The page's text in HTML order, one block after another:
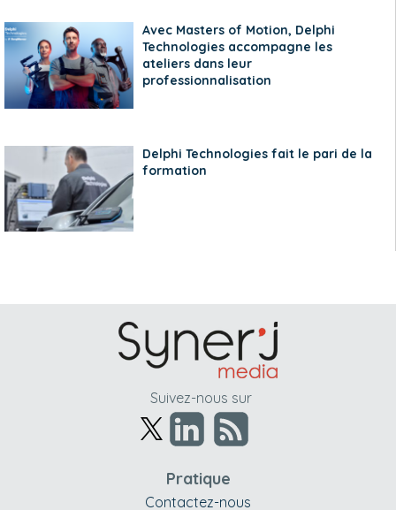
Avec Masters of Motion, Delphi
Technologies accompagne les
ateliers dans leur
professionnalisation
Delphi Technologies fait le pari de la
formation
Suivez-nous sur
Pratique
Contactez-nous